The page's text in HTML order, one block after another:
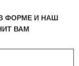
ФОРМЕ И НАШ
ВАМ